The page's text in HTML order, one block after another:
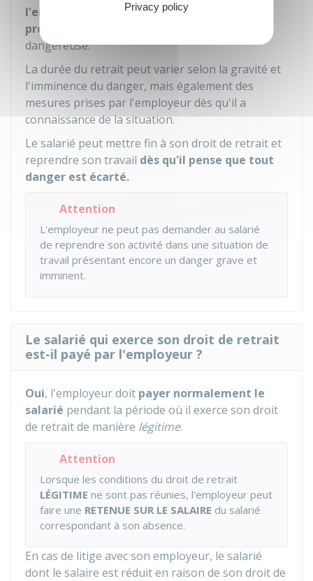
l'employeur ait mis en placeles mesures de
protection adaptées
dangereuse.
La durée du retrait peut varier selon la gravité et
l'imminence du danger, mais également des
mesures prises par l'employeur dès qu'il a
connaissance de la situation.
Le salarié peut mettre fin à son droit de retrait et
reprendre son travail dès qu'il pense que tout
danger est écarté.
Attention
L'employeur ne peut pas demander au salarié
de reprendre son activité dans une situation de
travail présentant encore un danger grave et
imminent.
Le salarié qui exerce son droit de retrait
est-il payé par l'employeur ?
Oui, l'employeur doit payer normalement le
salarié pendant la période où il exerce son droit
de retrait de manière légitime.
Attention
Lorsque les conditions du droit de retrait
LÉGITIME ne sont pas réunies, l'employeur peut
faire une RETENUE SUR LE SALAIRE du salarié
correspondant à son absence.
En cas de litige avec son employeur, le salarié
dont le salaire est réduit en raison de son droit de
Privacy policy